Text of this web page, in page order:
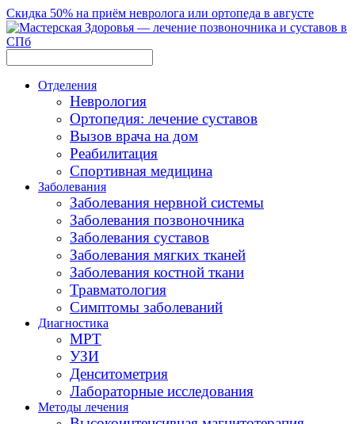
Скидка 50% на приём невролога или ортопеда в августе
Отделения
Неврология
Ортопедия: лечение суставов
Вызов врача на дом
Реабилитация
Спортивная медицина
Заболевания
Заболевания нервной системы
Заболевания позвоночника
Заболевания суставов
Заболевания мягких тканей
Заболевания костной ткани
Травматология
Симптомы заболеваний
Диагностика
МРТ
УЗИ
Денситометрия
Лабораторные исследования
Методы лечения